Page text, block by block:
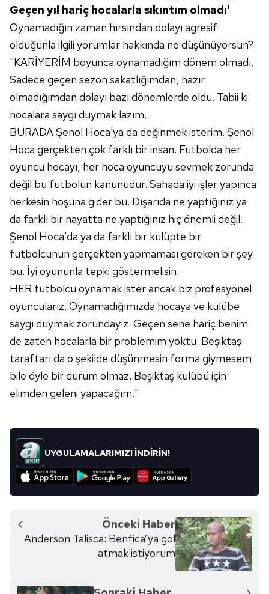
Geçen yıl hariç hocalarla sıkıntım olmadı'
Oynamadığın zaman hırsından dolayı agresif
olduğunla ilgili yorumlar hakkında ne düşünüyorsun?
"KARİYERİM boyunca oynamadığım dönem olmadı.
Sadece geçen sezon sakatlığımdan, hazır
olmadığımdan dolayı bazı dönemlerde oldu. Tabii ki
hocalara saygı duymak lazım.
BURADA Şenol Hoca'ya da değinmek isterim. Şenol
Hoca gerçekten çok farklı bir insan. Futbolda her
oyuncu hocayı, her hoca oyuncuyu sevmek zorunda
değil bu futbolun kanunudur. Sahada iyi işler yapınca
herkesin hoşuna gider bu. Dışarıda ne yaptığınız ya
da farklı bir hayatta ne yaptığınız hiç önemli değil.
Şenol Hoca'da ya da farklı bir kulüpte bir
futbolcunun gerçekten yapmaması gereken bir şey
bu. İyi oyununla tepki göstermelisin.
HER futbolcu oynamak ister ancak biz profesyonel
oyuncularız. Oynamadığımızda hocaya ve kulübe
saygı duymak zorundayız. Geçen sene hariç benim
de zaten hocalarla bir problemim yoktu. Beşiktaş
taraftarı da o şekilde düşünmesin forma giymesem
bile öyle bir durum olmaz. Beşiktaş kulübü için
elimden geleni yapacağım."
UYGULAMALARIMIZI İNDİRİN!
Önceki Haber
Anderson Talisca: Benfica’ya gol
atmak istiyorum